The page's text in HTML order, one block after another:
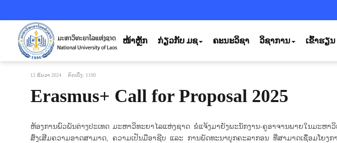
ໜ້າຫຼັກ ກ່ຽວກັບ ມຊ ຄະນະວິຊາ ວິຊາການ ເຂົ້າຮຽ
12 ທັນວາ 2024 ກົດເບິ່ງ: 1190
Erasmus+ Call for Proposal 2025
ຫ້ອງການພົວພັນຕ່າງປະເທດ ມະຫາວິທະຍາໄລແຫ່ງຊາດ ຂໍແຈ້ງມາຍັງພະນັກງານ-ຄູອາຈານພາຍໃນມະຫາວິ
ສົ່ງເສີມຄວາມອາດສາມາດ, ຄວາມເປັນມືອາຊີບ ແລະ ການພັດທະນາບຸກຄະລາກອນ ທີ່ສາມາດເຊື່ອມໂຍ